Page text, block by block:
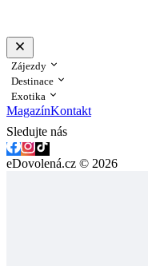
Zájezdy
Destinace
Exotika
MagazínKontakt
Sledujte nás
eDovolená.cz © 2026